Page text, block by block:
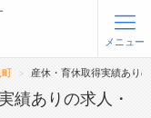
ログイン
メニュー
産休・育休取得実績あり
績ありの求人・